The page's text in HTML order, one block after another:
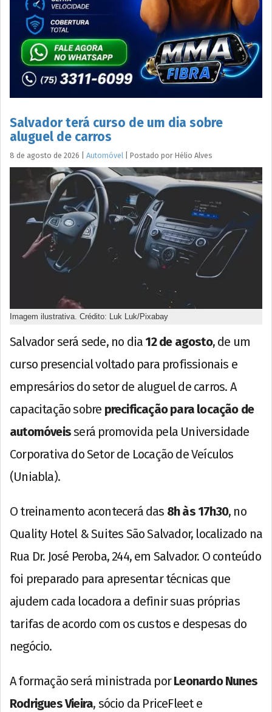
Salvador terá curso de um dia sobre
aluguel de carros
8 de agosto de 2026 Automóvel Postado por Hélio Alves
Imagem ilustrativa. Crédito: Luk Luk/Pixabay
Salvador será sede, no dia 12 de agosto, de um
curso presencial voltado para profissionais e
empresários do setor de aluguel de carros. A
capacitação sobre precificação para locação de
automóveisserá promovida pela Universidade
Corporativa do Setor de Locação de Veículos
(Uniabla).
O treinamento acontecerá das 8h às 17h30, no
Quality Hotel & Suites São Salvador, localizado na
Rua Dr. José Peroba, 244, em Salvador. O conteúdo
foi preparado para apresentar técnicas que
ajudem cada locadora a definir suas próprias
tarifas de acordo com os custos e despesas do
negócio.
A formação será ministrada porLeonardo Nunes
Rodrigues Vieira, sócio da PriceFleet e